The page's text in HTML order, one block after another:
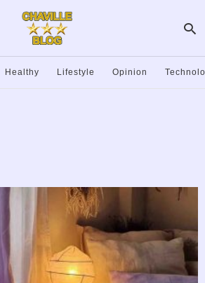
Healthy Lifestyle Opinion